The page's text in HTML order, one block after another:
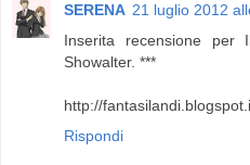
SERENA 21 luglio 2012
Inserita recensione per
Showalter. ***
http://
Rispondi